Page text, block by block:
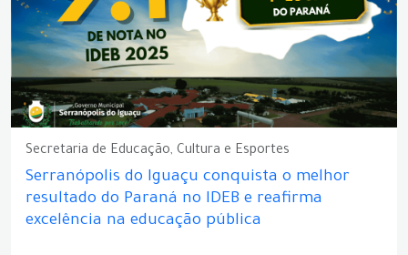
Secretaria de Educação, Cultura e Esportes
Serranópolis do Iguaçu conquista o melhor
resultado do Paraná no IDEB e reafirma
excelência na educação pública